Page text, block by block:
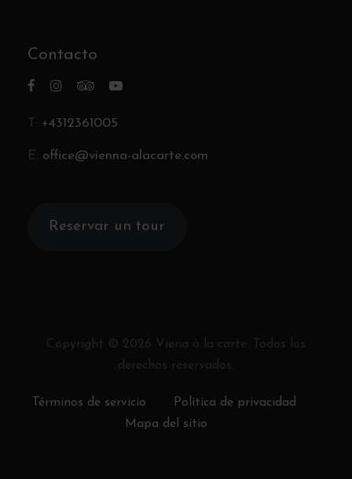
Contacto
T: +4312361005
E: office@vienna-alacarte.com
Reservar un tour
Copyright © 2026 Viena à la carte. Todos los
derechos reservados.
Términos de servicio
Política de privacidad
Mapa del sitio